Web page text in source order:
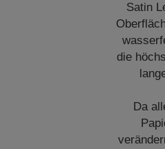
Satin
die
Da